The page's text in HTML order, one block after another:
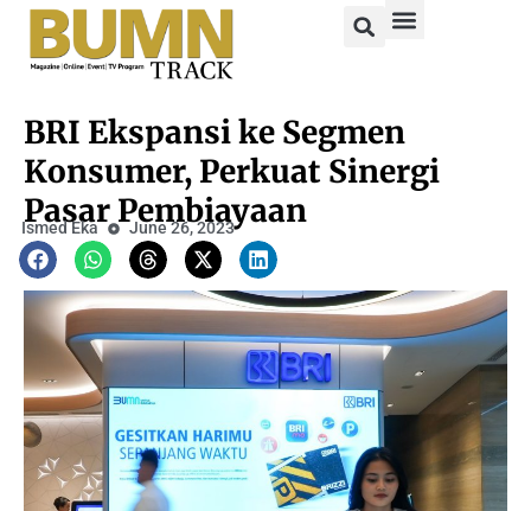
BRI Ekspansi ke Segmen
Konsumer, Perkuat Sinergi
Pasar Pembiayaan
Ismed Eka June 26, 2023